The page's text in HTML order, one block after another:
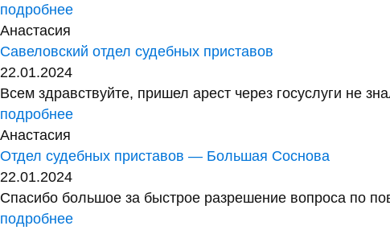
подробнее
Анастасия
Савеловский отдел судебных приставов
22.01.2024
Всем здравствуйте, пришел арест через госуслуги не
подробнее
Анастасия
Отдел судебных приставов — Большая Соснова
22.01.2024
Спасибо большое за быстрое разрешение вопроса по
подробнее